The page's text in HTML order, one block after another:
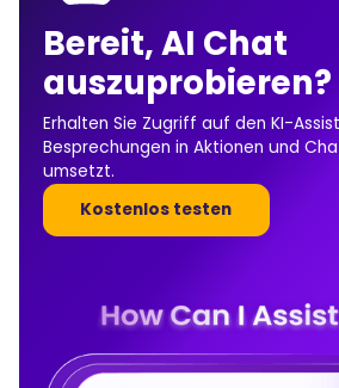
Bereit, AI Chat
auszuprobieren?
Erhalten Sie Zugriff auf den KI-
Besprechungen in Aktionen und
umsetzt.
Kostenlos testen